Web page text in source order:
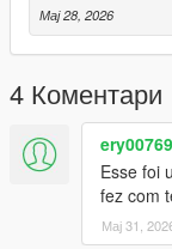
Add jettarline in
- To ride a car
Installation
Copy “jettarline”
x64 – dlcpacks
update >
put this:
Мај 28, 2026
4 Коментари
Esse foi
fez com
Мај 31,